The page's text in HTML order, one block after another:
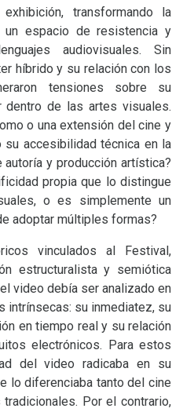
transformando la
espacio de resistencia y
audiovisuales. Sin
híbrido y su relación con los
tensiones sobre su
de las artes visuales.
o una extensión del cine y
accesibilidad técnica en la
y producción artística?
propia que lo distingue
o es simplemente un
adoptar múltiples formas?
vinculados al Festival,
estructuralista y semiótica
video debía ser analizado en
intrínsecas: su inmediatez, su
en tiempo real y su relación
electrónicos. Para estos
del video radicaba en su
lo diferenciaba tanto del cine
Por el contrario,